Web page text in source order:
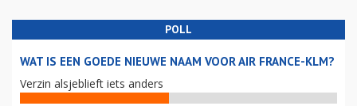
POLL
WAT IS EEN GOEDE NIEUWE NAAM VOOR AIR FRANCE-KLM?
Verzin alsjeblieft iets anders